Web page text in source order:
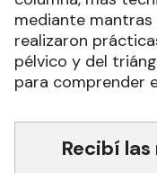
mediante mantras
realizaron
pélvico y del
para comprender
Recibí